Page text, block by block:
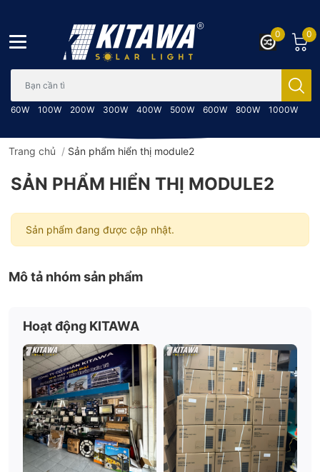
60W 100W 200W 300W 400W 500W 600W 800W 1000W
0
0
Trang chủ / Sản phẩm hiển thị module2
SẢN PHẨM HIỂN THỊ MODULE2
Sản phẩm đang được cập nhật.
Mô tả nhóm sản phẩm
Hoạt động KITAWA